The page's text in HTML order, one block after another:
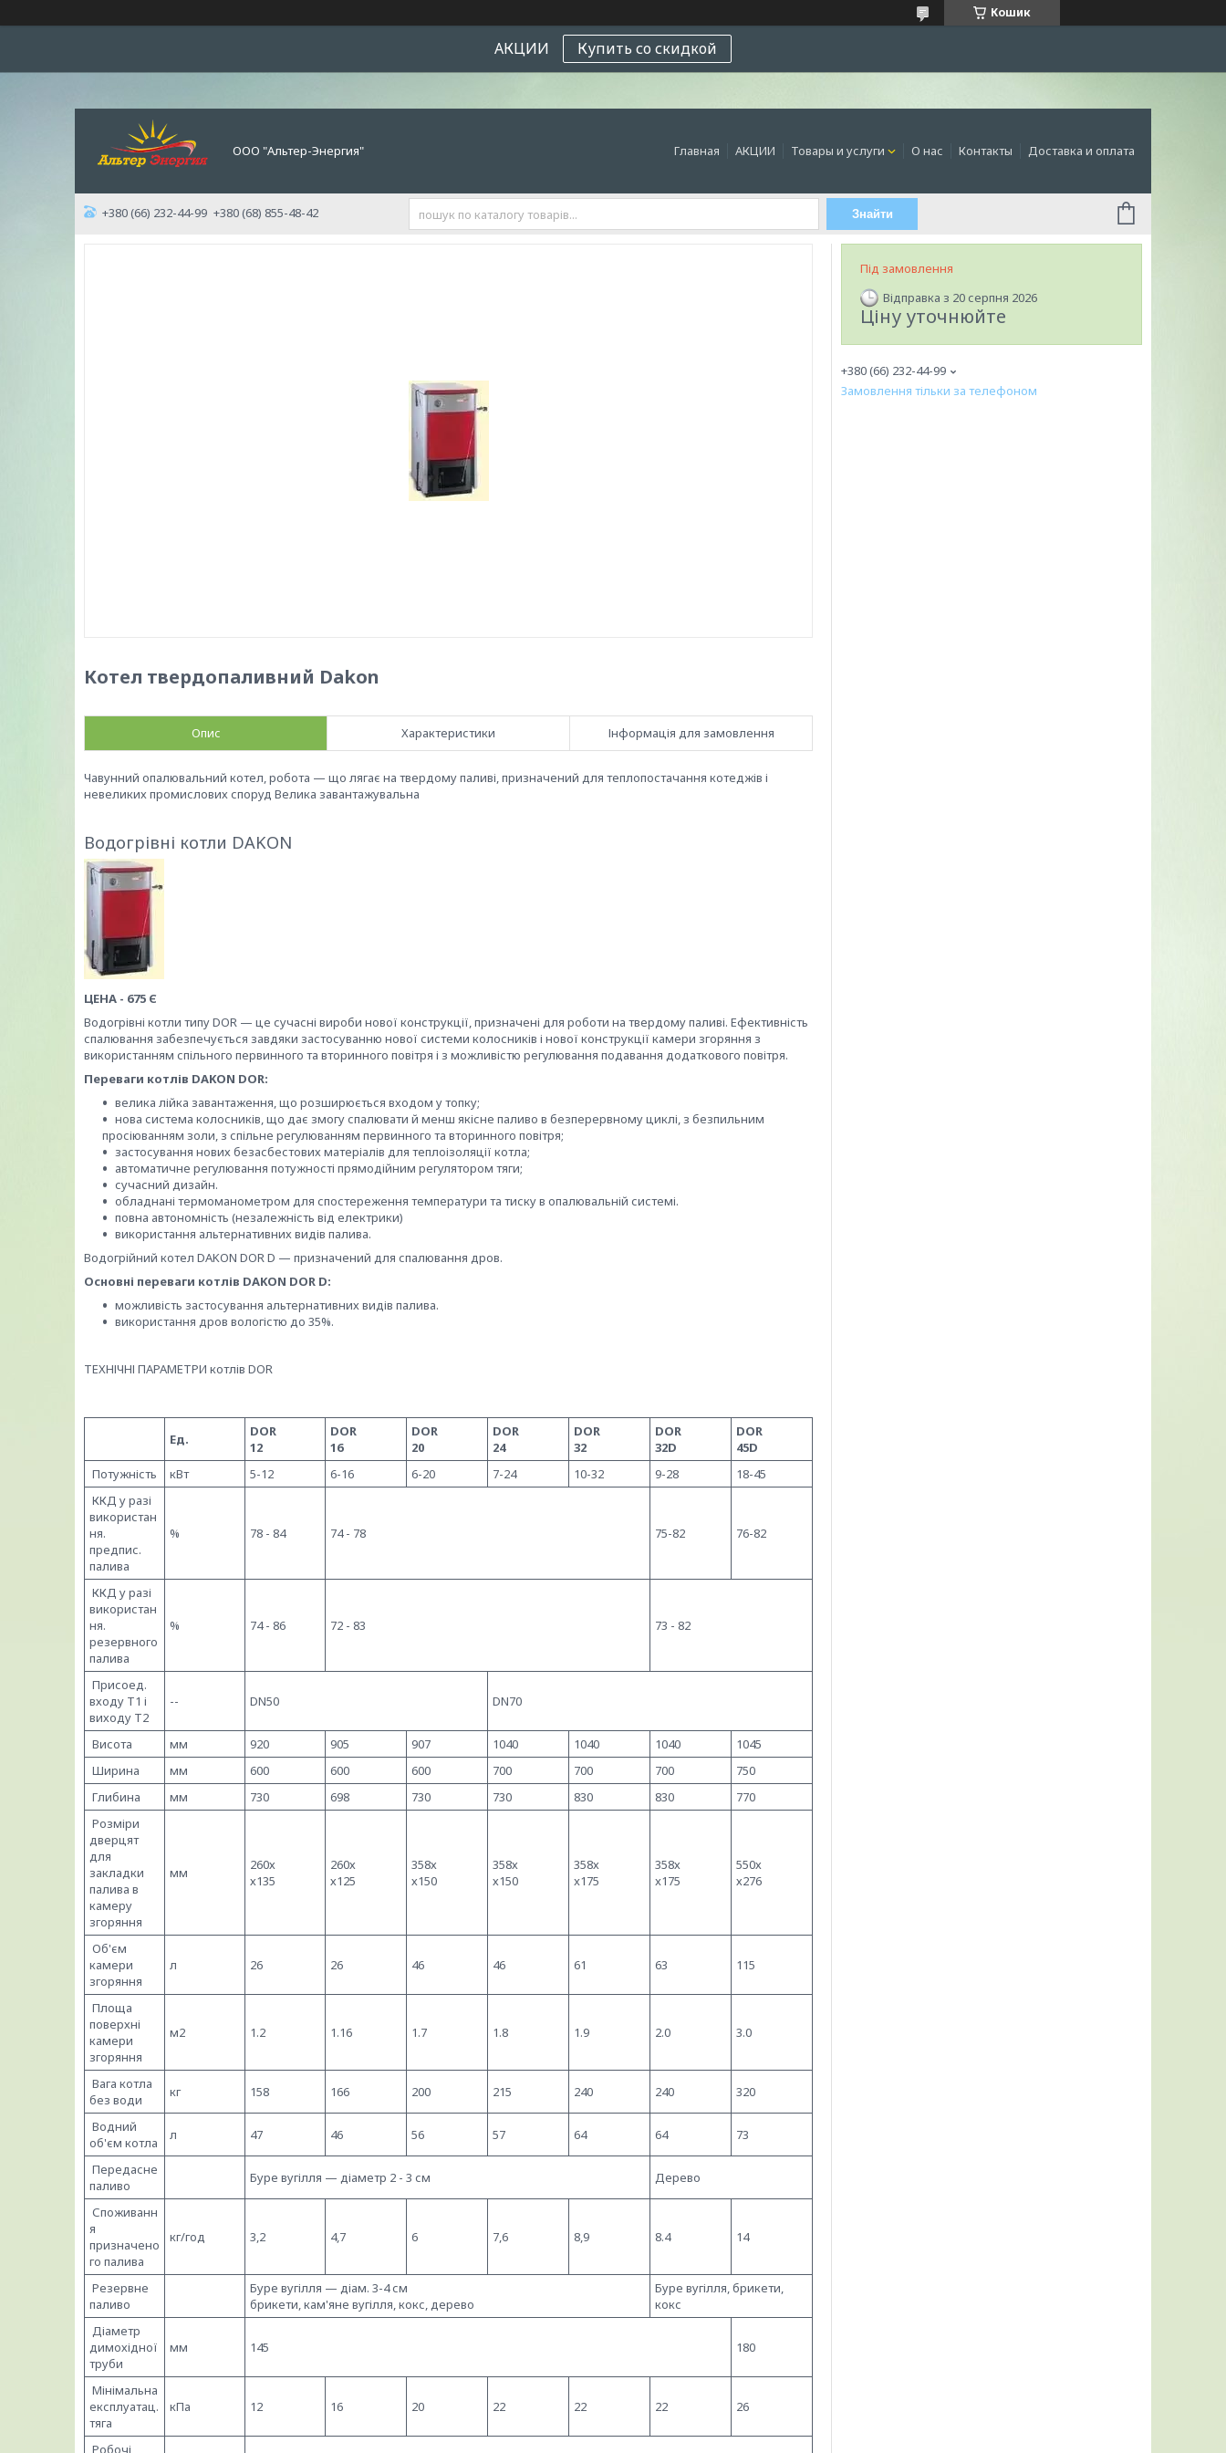
Кошик
АКЦИИ Купить со скидкой
ООО "Альтер-Энергия" Главная АКЦИИ Товары и услуги О нас Контакты Доставка и оплата
+380 (66) 232-44-99 +380 (68) 855-48-42 Знайти
Котел твердопаливний Dakon
Опис Характеристики Інформація для замовлення
Чавунний опалювальний котел, робота — що лягає на твердому паливі, призначений для теплопостачання котеджів і
невеликих промислових споруд Велика завантажувальна
Водогрівні котли DAKON
ЦЕНА - 675 Є
Водогрівні котли типу DOR — це сучасні вироби нової конструкції, призначені для роботи на твердому паливі. Ефективність
спалювання забезпечується завдяки застосуванню нової системи колосників і нової конструкції камери згоряння з
використанням спільного первинного та вторинного повітря і з можливістю регулювання подавання додаткового повітря.
Переваги котлів DAKON DOR:
велика лійка завантаження, що розширюється входом у топку;
нова система колосників, що дає змогу спалювати й менш якісне паливо в безперервному циклі, з безпильним
просіюванням золи, з спільне регулюванням первинного та вторинного повітря;
застосування нових безасбестових матеріалів для теплоізоляції котла;
автоматичне регулювання потужності прямодійним регулятором тяги;
сучасний дизайн.
обладнані термоманометром для спостереження температури та тиску в опалювальній системі.
повна автономність (незалежність від електрики)
використання альтернативних видів палива.
Водогрійний котел DAKON DOR D — призначений для спалювання дров.
Основні переваги котлів DAKON DOR D:
можливість застосування альтернативних видів палива.
використання дров вологістю до 35%.
ТЕХНІЧНІ ПАРАМЕТРИ котлів DOR
Ед.
DOR
12
DOR
16
DOR
20
DOR
24
DOR
32
DOR
32D
DOR
45D
Потужність
кВт 5-12 6-16 6-20 7-24 10-32 9-28
18-45
ККД у разі
використан
ня.
предпис.
палива
% 78 - 84 74 - 78 75-82 76-82
ККД у разі
використан
ня.
резервного
палива
% 74 - 86 72 - 83 73 - 82
Присоед.
входу Т1 і
виходу Т2
-- DN50 DN70
Висота мм 920 905 907 1040 1040 1040
1045
Ширина
мм 600 600 600 700 700 700
750
Глибина
мм 730 698 730 730 830 830
770
Розміри
дверцят
для
закладки
палива в
камеру
згоряння
мм
260х
х135
260х
х125
358х
х150
358х
х150
358х
x175
358х
x175
550х
х276
Об'єм
камери
згоряння
л 26 26 46 46 61 63 115
Площа
поверхні
камери
згоряння
м2 1.2 1.16 1.7 1.8 1.9 2.0 3.0
Вага котла
без води
кг 158 166 200 215 240 240 320
Водний
об'єм котла
л 47 46 56 57 64 64 73
Передасне
паливо
Буре вугілля — діаметр 2 - 3 см Дерево
Споживанн
я
призначено
го палива
кг/год 3,2 4,7 6 7,6 8,9 8.4 14
Резервне
паливо
Буре вугілля — діам. 3-4 см
брикети, кам'яне вугілля, кокс, дерево
Буре вугілля, брикети,
кокс
Діаметр
димохідної
труби
мм 145 180
Мінімальна
експлуатац.
тяга
кПа 12 16 20 22 22 22 26
Робочі
Під замовлення
Відправка з 20 серпня 2026
Ціну уточнюйте
+380 (66) 232-44-99
Замовлення тільки за телефоном